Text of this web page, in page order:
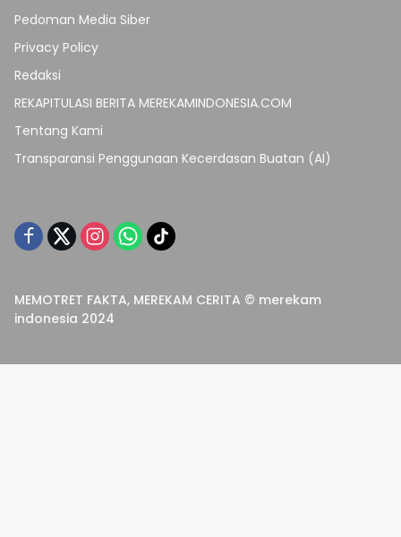
Pedoman Media Siber
Privacy Policy
Redaksi
REKAPITULASI BERITA MEREKAMINDONESIA.COM
Tentang Kami
Transparansi Penggunaan Kecerdasan Buatan (AI)
MEMOTRET FAKTA, MEREKAM CERITA © merekam
indonesia 2024